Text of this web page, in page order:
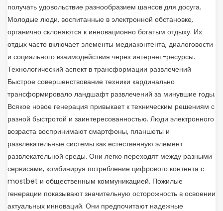
получать удовольствие разнообразием шансов для досуга.
Молодые люди, воспитанные в электронной обстановке,
органично склоняются к инновационно богатым отдыху. Их
отдых часто включает элементы медиаконтента, диалоговости
и социального взаимодействия через интернет-ресурсы.
Технологический аспект в трансформации развлечений
Быстрое совершенствование техники кардинально
трансформировало ландшафт развлечений за минувшие годы.
Всякое новое генерация привыкает к техническим решениям с
разной быстротой и заинтересованностью. Люди электронного
возраста воспринимают смартфоны, планшеты и
развлекательные системы как естественную элемент
развлекательной среды. Они легко переходят между разными
сервисами, комбинируя потребление цифрового контента с
mostbet и общественным коммуникацией. Пожилые
генерации показывают значительную осторожность в освоении
актуальных инноваций. Они предпочитают надежные